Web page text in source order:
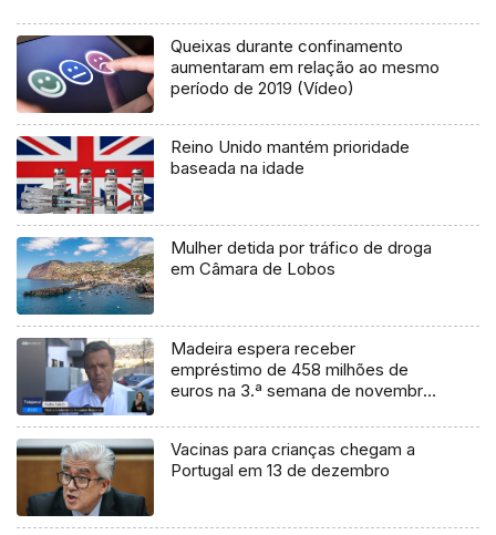
Queixas durante confinamento
aumentaram em relação ao mesmo
período de 2019 (Vídeo)
Reino Unido mantém prioridade
baseada na idade
Mulher detida por tráfico de droga
em Câmara de Lobos
Madeira espera receber
empréstimo de 458 milhões de
euros na 3.ª semana de novembro
Vacinas para crianças chegam a
Portugal em 13 de dezembro